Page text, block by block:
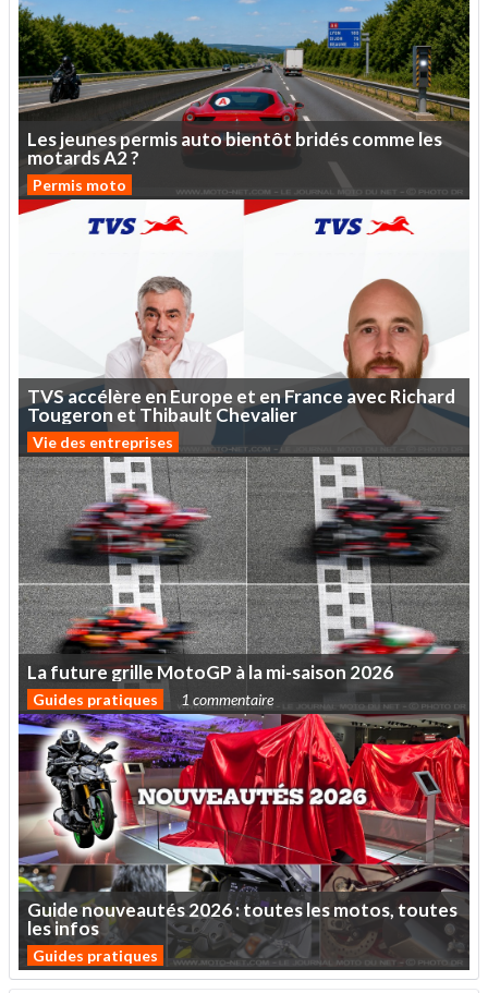
Lesjeunespermisautobientôt bridéscommeles
motardsA2?
Permis moto
TVSaccélère enEurope et enFrance avecRichard
Tougeron et Thibault Chevalier
Vie des entreprises
Lafuturegrille MotoGP àlami-saison 2026
Guides pratiques 1 commentaire
Guidenouveautés2026:touteslesmotos,toutes
lesinfos
Guides pratiques